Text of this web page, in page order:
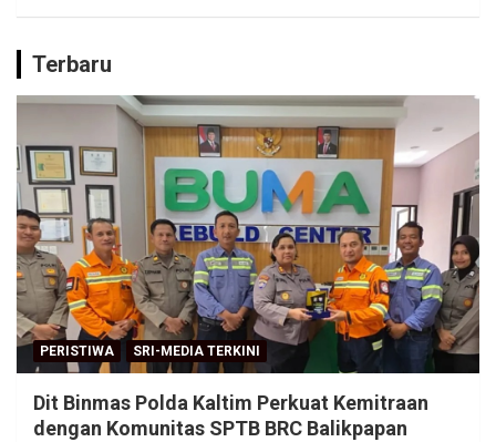
Terbaru
PERISTIWA SRI-MEDIA TERKINI
Dit Binmas Polda Kaltim Perkuat Kemitraan
dengan Komunitas SPTB BRC Balikpapan